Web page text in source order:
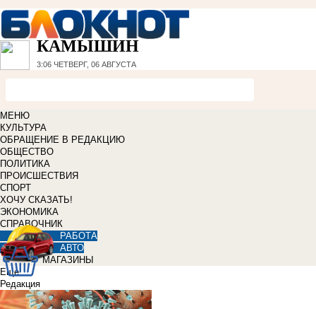
КАМЫШИН
3:06 ЧЕТВЕРГ, 06 АВГУСТА
МЕНЮ
КУЛЬТУРА
ОБРАЩЕНИЕ В РЕДАКЦИЮ
ОБЩЕСТВО
ПОЛИТИКА
ПРОИСШЕСТВИЯ
СПОРТ
ХОЧУ СКАЗАТЬ!
ЭКОНОМИКА
СПРАВОЧНИК
РАБОТА
АВТО
МАГАЗИНЫ
Еще
Редакция